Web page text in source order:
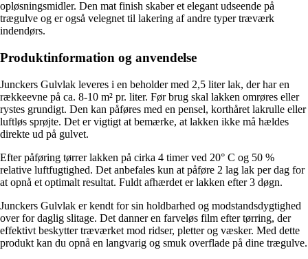
opløsningsmidler. Den mat finish skaber et elegant udseende på
trægulve og er også velegnet til lakering af andre typer træværk
indendørs.
Produktinformation og anvendelse
Junckers Gulvlak leveres i en beholder med 2,5 liter lak, der har en
rækkeevne på ca. 8-10 m² pr. liter. Før brug skal lakken omrøres eller
rystes grundigt. Den kan påføres med en pensel, korthåret lakrulle eller
luftløs sprøjte. Det er vigtigt at bemærke, at lakken ikke må hældes
direkte ud på gulvet.
Efter påføring tørrer lakken på cirka 4 timer ved 20° C og 50 %
relative luftfugtighed. Det anbefales kun at påføre 2 lag lak per dag for
at opnå et optimalt resultat. Fuldt afhærdet er lakken efter 3 døgn.
Junckers Gulvlak er kendt for sin holdbarhed og modstandsdygtighed
over for daglig slitage. Det danner en farveløs film efter tørring, der
effektivt beskytter træværket mod ridser, pletter og væsker. Med dette
produkt kan du opnå en langvarig og smuk overflade på dine trægulve.